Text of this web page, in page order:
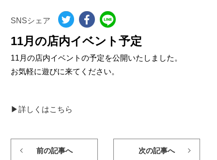
SNSシェア
11月の店内イベント予定
11月の店内イベントの予定を公開いたしました。
お気軽に遊びに来てください。
▶詳しくはこちら
前の記事へ 次の記事へ